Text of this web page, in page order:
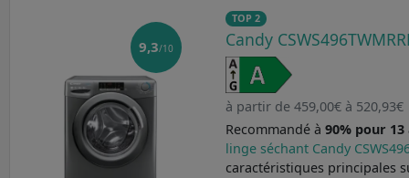
9,3/10
TOP 2
Candy
à partir de 459,00€ à 520,93€
Recommandé à90% pour
linge séchant Candy
caractéristiques principales